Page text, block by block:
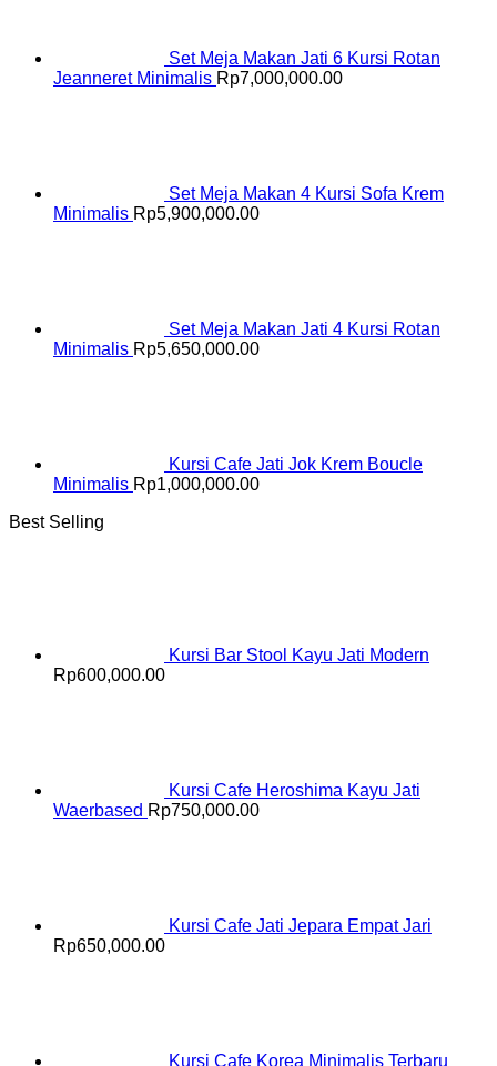
Set Meja Makan Jati 6 Kursi Rotan
Jeanneret Minimalis Rp7,000,000.00
Set Meja Makan 4 Kursi Sofa Krem
Minimalis Rp5,900,000.00
Set Meja Makan Jati 4 Kursi Rotan
Minimalis Rp5,650,000.00
Kursi Cafe Jati Jok Krem Boucle
Minimalis Rp1,000,000.00
Best Selling
Kursi Bar Stool Kayu Jati Modern
Rp600,000.00
Kursi Cafe Heroshima Kayu Jati
Waerbased Rp750,000.00
Kursi Cafe Jati Jepara Empat Jari
Rp650,000.00
Kursi Cafe Korea Minimalis Terbaru